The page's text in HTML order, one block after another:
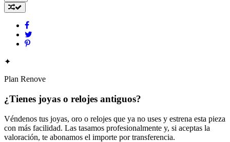
✦
Plan Renove
¿Tienes joyas o relojes antiguos?
Véndenos tus joyas, oro o relojes que ya no uses y estrena esta pieza
con más facilidad. Las tasamos profesionalmente y, si aceptas la
valoración, te abonamos el importe por transferencia.